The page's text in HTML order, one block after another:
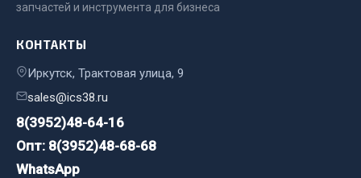
Система питания
Система выпуска газа
Система охлаждения
Коробка передач
Тормозная система
запчастей и инструмента для бизнеса
КОНТАКТЫ
Иркутск, Трактовая улица, 9
sales@ics38.ru
8(3952)48-64-16
Опт: 8(3952)48-68-68
WhatsApp